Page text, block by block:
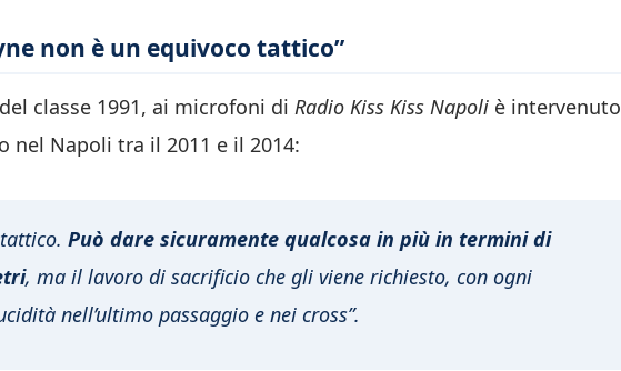
non è un equivoco tattico”
classe 1991, ai microfoni di Radio Kiss Kiss Napoli è intervenuto
nel Napoli tra il 2011 e il 2014:
Può dare sicuramente qualcosa in più in termini di
, ma il lavoro di sacrificio che gli viene richiesto, con ogni
nell’ultimo passaggio e nei cross”.